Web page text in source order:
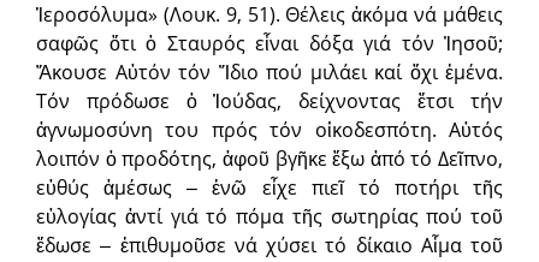
Ἱεροσόλυμα» (Λουκ. 9, 51). Θέλεις ἀκόμα νά μάθεις
σαφῶς ὅτι ὁ Σταυρός εἶναι δόξα γιά τόν Ἰησοῦ;
Ἄκουσε Αὐτόν τόν Ἴδιο πού μιλάει καί ὄχι ἐμένα.
Τόν πρόδωσε ὁ Ἰούδας, δείχνοντας ἔτσι τήν
ἀγνωμοσύνη του πρός τόν οἰκοδεσπότη. Αὐτός
λοιπόν ὁ προδότης, ἀφοῦ βγῆκε ἔξω ἀπό τό Δεῖπνο,
εὐθύς ἀμέσως ‒ ἐνῶ εἶχε πιεῖ τό ποτήρι τῆς
εὐλογίας ἀντί γιά τό πόμα τῆς σωτηρίας πού τοῦ
ἔδωσε ‒ ἐπιθυμοῦσε νά χύσει τό δίκαιο Αἷμα τοῦ